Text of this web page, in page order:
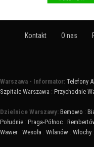
Kontakt O nas
Warszawa - Informator: Telefony
Szpitale Warszawa : Przychodnie
Dzielnice Warszawy: Bemowo :
Południe : Praga-Północ :
Wawer : Wesoła : Wilanów : Włochy :